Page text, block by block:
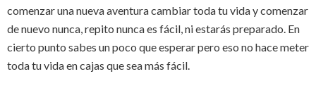
comenzar una nueva aventura cambiar toda tu vida y comenzar
de nuevo nunca, repito nunca es fácil, ni estarás preparado. En
cierto punto sabes un poco que esperar pero eso no hace meter
toda tu vida en cajas que sea más fácil.